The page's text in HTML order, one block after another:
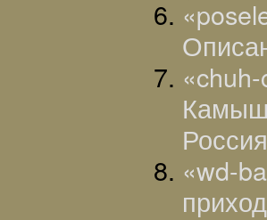
«wd-